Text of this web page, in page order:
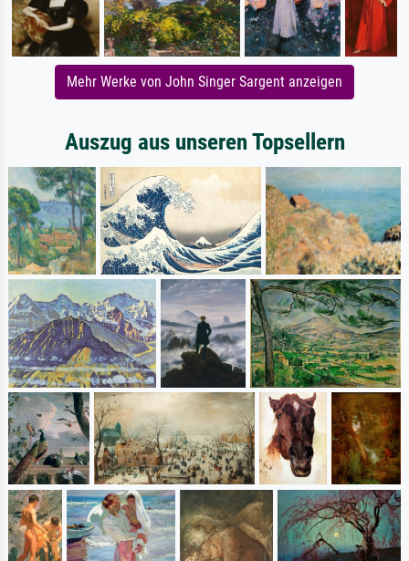
Mehr Werke von John Singer Sargent anzeigen
Auszug aus unseren Topsellern